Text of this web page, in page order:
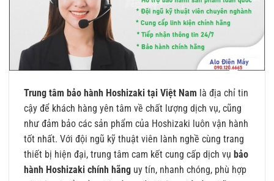
Trung tâm bảo hành Hoshizaki tại Việt Nam là địa chỉ tin
cậy để khách hàng yên tâm về chất lượng dịch vụ, cũng
như đảm bảo các sản phẩm của Hoshizaki luôn vận hành
tốt nhất. Với đội ngũ kỹ thuật viên lành nghề cùng trang
thiết bị hiện đại, trung tâm cam kết cung cấp dịch vụ bảo
hành Hoshizaki chính hãng uy tín, nhanh chóng, phù hợp